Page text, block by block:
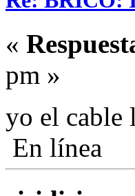
«
pm »
yo el cable
En línea